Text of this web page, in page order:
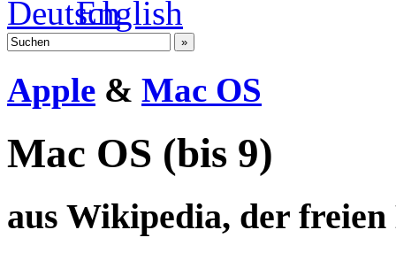
Apple & Mac OS
Mac OS (bis 9)
aus Wikipedia, der